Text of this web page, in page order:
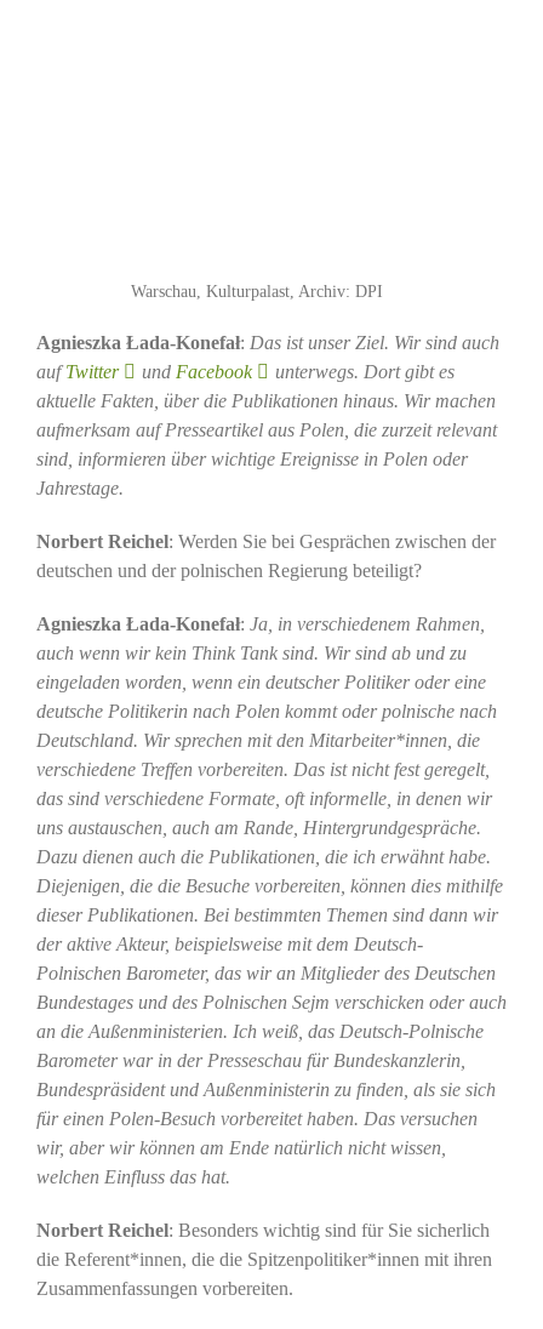
Warschau, Kulturpalast, Archiv: DPI
Agnieszka Łada-Konefał: Das ist unser Ziel. Wir sind auch
aufTwitter und Facebook
unterwegs. Dort gibt es
aktuelle Fakten, über die Publikationen hinaus. Wir machen
aufmerksam auf Presseartikel aus Polen, die zurzeit relevant
sind, informieren über wichtige Ereignisse in Polen oder
Jahrestage.
Norbert Reichel: Werden Sie bei Gesprächen zwischen der
deutschen und der polnischen Regierung beteiligt?
Agnieszka Łada-Konefał: Ja, in verschiedenem Rahmen,
auch wenn wir kein Think Tank sind. Wir sind ab und zu
eingeladen worden, wenn ein deutscher Politiker oder eine
deutsche Politikerin nach Polen kommt oder polnische nach
Deutschland. Wir sprechen mit den Mitarbeiter*innen, die
verschiedene Treffen vorbereiten. Das ist nicht fest geregelt,
das sind verschiedene Formate, oft informelle, in denen wir
uns austauschen, auch am Rande, Hintergrundgespräche.
Dazu dienen auch die Publikationen, die ich erwähnt habe.
Diejenigen, die die Besuche vorbereiten, können dies mithilfe
dieser Publikationen. Bei bestimmten Themen sind dann wir
der aktive Akteur, beispielsweise mit dem Deutsch-
Polnischen Barometer, das wir an Mitglieder des Deutschen
Bundestages und des Polnischen Sejm verschicken oder auch
an die Außenministerien. Ich weiß, das Deutsch-Polnische
Barometer war in der Presseschau für Bundeskanzlerin,
Bundespräsident und Außenministerin zu finden, als sie sich
für einen Polen-Besuch vorbereitet haben. Das versuchen
wir, aber wir können am Ende natürlich nicht wissen,
welchen Einfluss das hat.
Norbert Reichel: Besonders wichtig sind für Sie sicherlich
die Referent*innen, die die Spitzenpolitiker*innen mit ihren
Zusammenfassungen vorbereiten.